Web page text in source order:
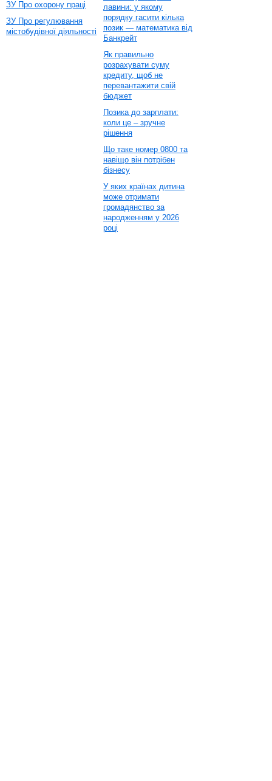
ЗУ Про охорону праці
ЗУ Про регулювання
містобудівної діяльності
лавини: у якому
порядку гасити кілька
позик — математика від
Банкрейт
Як правильно
розрахувати суму
кредиту, щоб не
перевантажити свій
бюджет
Позика до зарплати:
коли це – зручне
рішення
Що таке номер 0800 та
навіщо він потрібен
бізнесу
У яких країнах дитина
може отримати
громадянство за
народженням у 2026
році